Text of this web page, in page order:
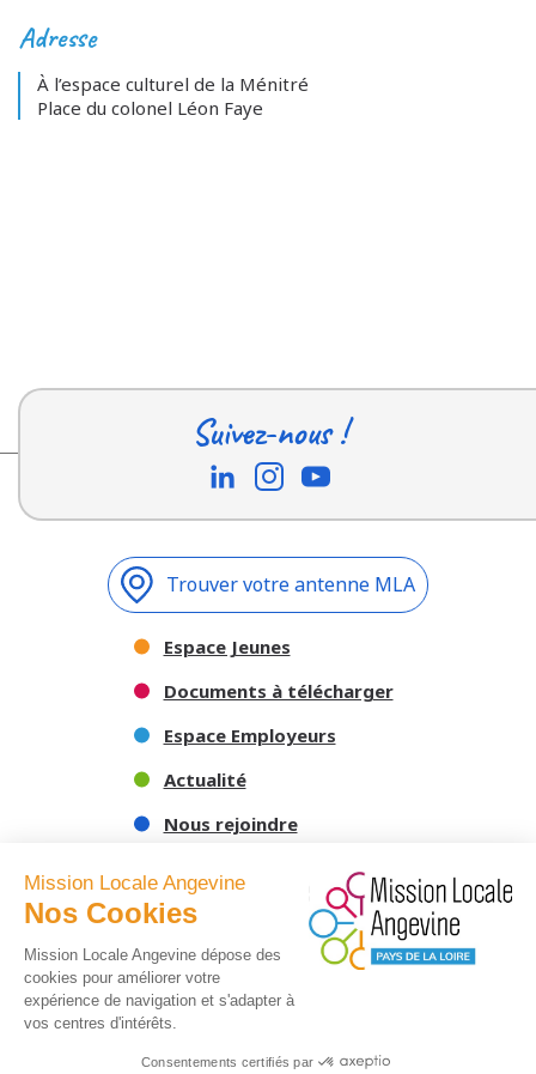
Adresse
À l’espace culturel de la Ménitré
Place du colonel Léon Faye
Suivez-nous !
Trouver votre antenne MLA
Espace Jeunes
Documents à télécharger
Espace Employeurs
Actualité
Nous rejoindre
Mission Locale Angevine
Nos Cookies
Mission Locale Angevine dépose des
cookies pour améliorer votre
expérience de navigation et s'adapter à
vos centres d'intérêts.
Consentements certifiés par